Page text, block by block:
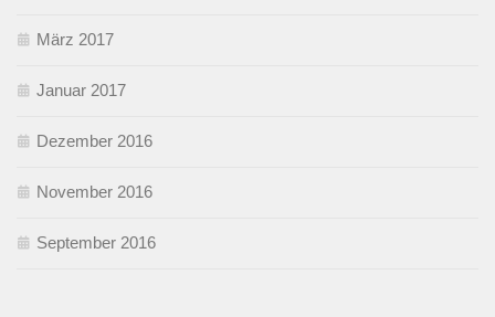
März 2017
Januar 2017
Dezember 2016
November 2016
September 2016